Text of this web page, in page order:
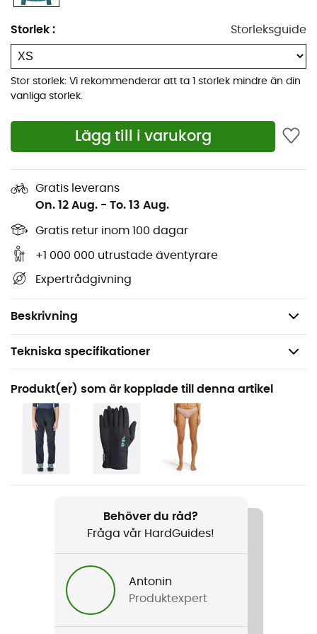
Storlek : Storleksguide
Stor storlek: Vi rekommenderar att ta 1 storlek mindre än din
vanliga storlek.
Lägg till i varukorg
Gratis leverans
On. 12 Aug. - To. 13 Aug.
Gratis retur inom 100 dagar
+1 000 000 utrustade äventyrare
Expertrådgivning
Beskrivning
invändigt stormskydd
2 YKK® AquaGuard® handfickor med intern
fästklämma
YKK® AquaGuard® tvåvägs ventilationsdragkedjor
Justerbara manschetter med kardborreband
Elastisk dragsko i fåll och midja med
enhandsjustering
Reflekterande märkning på bröstet och baksidan
Huvudmaterial: Vattentät GORE-TEX 3-Lager (70D),
återvunnet yttertyg
HH: 28 000 mm / RET< 9
Vikt: 468g (S)
Tekniska specifikationer
Rekommenderad för
Vandring / Bergsbestigning
Vikt
Kangri GTX Jacket
Plaggets konstruktion
Produkt(er) som är kopplade till denna artikel
Behöver du råd?
Fråga vår HardGuides!
Antonin
Produktexpert